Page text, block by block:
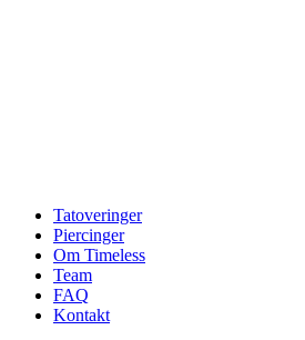
Tatoveringer
Piercinger
Om Timeless
Team
FAQ
Kontakt